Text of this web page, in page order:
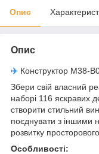
Опис
Опис
✈️ Конструктор M38-
Збери свій власний
наборі 116 яскравих
створити стильний
поєднувати з іншими
розвитку
Особливості: